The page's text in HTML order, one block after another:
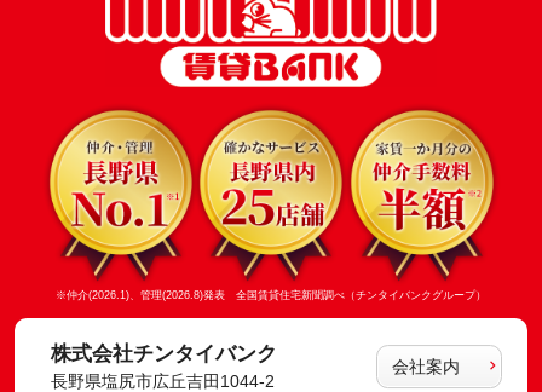
※仲介(2026.1)、管理(2026.8)発表 全国賃貸住宅新聞調べ（チンタイバンクグループ）
株式会社チンタイバンク
長野県塩尻市広丘吉田1044-2
会社案内